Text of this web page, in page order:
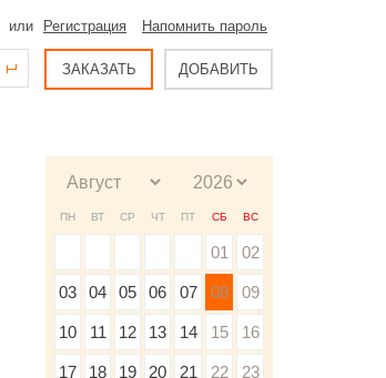
или Регистрация Напомнить пароль
ЗАКАЗАТЬ ДОБАВИТЬ
ПН ВТ СР ЧТ ПТ СБ ВС
01 02
03 04 05 06 07 08 09
10 11 12 13 14 15 16
17 18 19 20 21 22 23